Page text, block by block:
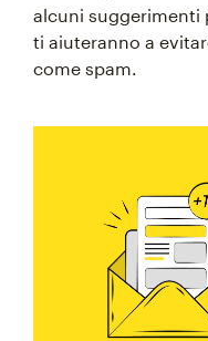
alcuni suggerimenti
ti aiuteranno a
come spam.